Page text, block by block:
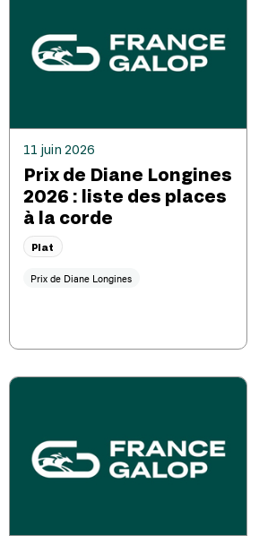
11 juin 2026
Prix de Diane Longines
2026 : liste des places
à la corde
Plat
Prix de Diane Longines